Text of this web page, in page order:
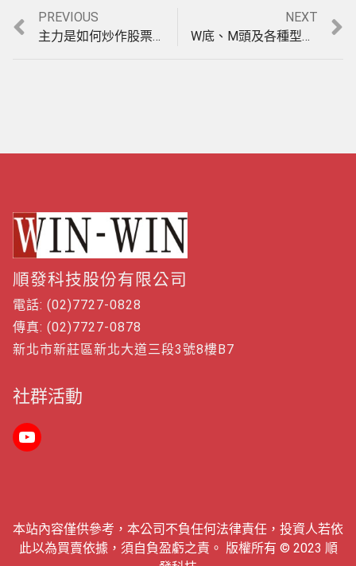
文
PREVIOUS
Previous
post:
主力是如何炒作股票及坑殺散戶？
NEXT
post:
W底、M頭及各種型態選股功能
順發科技股份有限公司
電話: (02)7727-0828
傳真: (02)7727-0878
新北市新莊區新北大道三段3號8樓B7
社群活動
本站內容僅供參考，本公司不負任何法律責任，投資人若依
此以為買賣依據，須自負盈虧之責。 版權所有 © 2023 順